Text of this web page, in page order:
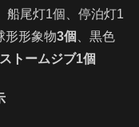
船尾灯1個、停泊灯1
形形象物3個
、黒色
トームジブ1個